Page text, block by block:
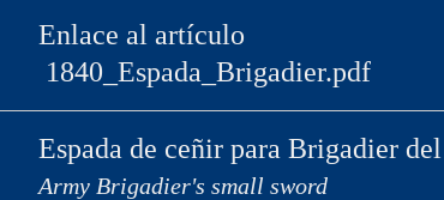
Enlace al artículo
1840_Espada_Brigadier.pdf
Espada de ceñir para Brigadier
Army Brigadier's small sword